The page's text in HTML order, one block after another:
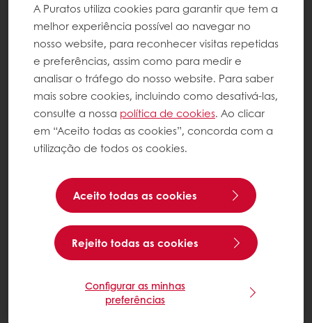
Notícias Puratos Notícias
O Grupo Puratos, líder mundial que oferece uma
vasta gama de produtos inovadores de
panificação, pastelaria e chocolate, lançou a
sua nova identidade de marca, apresentando
um novo logótipo, novas cores e um novo
slogan, 'Food Innovation for Good'.
A Puratos utiliza cookies para garantir que tem a
melhor experiência possível ao navegar no
nosso website, para reconhecer visitas repetidas
e preferências, assim como para medir e
analisar o tráfego do nosso website. Para saber
mais sobre cookies, incluindo como desativá-las,
consulte a nossa política de cookies. Ao clicar
em “Aceito todas as cookies”, concorda com a
utilização de todos os cookies.
Aceito todas as cookies
Rejeito todas as cookies
Configurar as minhas
preferências